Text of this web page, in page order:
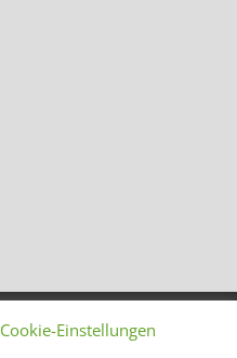
Cookie-Einstellungen